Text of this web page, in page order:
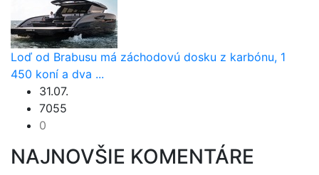
Loď od Brabusu má záchodovú dosku z karbónu, 1
450 koní a dva ...
31.07.
7055
0
NAJNOVŠIE KOMENTÁRE